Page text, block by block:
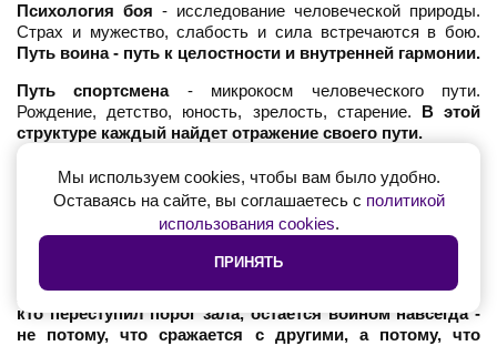
Психология боя - исследование человеческой природы.
Страх и мужество, слабость и сила встречаются в бою.
Путь воина - путь к целостности и внутренней гармонии.
Путь спортсмена- микрокосм человеческого пути.
Рождение, детство, юность, зрелость, старение. В этой
структуре каждый найдет отражение своего пути.
В сложном мире единоборства предлагают простое и
вечное:
дисциплину тела, ясность ума, силу духа. Они
напоминают, что мы способны на больше, что трудности -
возможности для роста.
Путь воина не заканчивается никогда.
усвоенные в зале, продолжают направлять жизнь.Каждый,
кто переступил порог зала, остается воином навсегда -
не потому, что сражается с другими, а потому, что
Мы используем cookies, чтобы вам было удобно.
Оставаясь на сайте, вы соглашаетесь с политикой
использования cookies.
ПРИНЯТЬ